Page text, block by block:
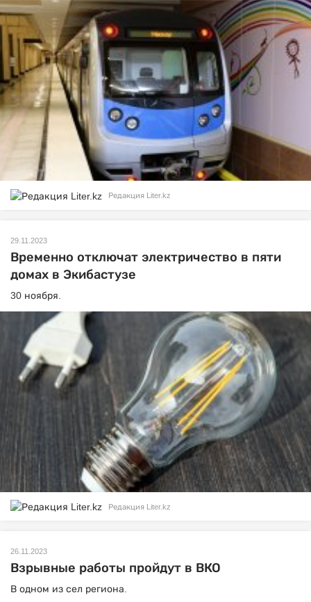
Редакция Liter.kz
29.11.2023
Временно отключат электричество в пяти
домах в Экибастузе
30 ноября.
Редакция Liter.kz
26.11.2023
Взрывные работы пройдут в ВКО
В одном из сел региона.